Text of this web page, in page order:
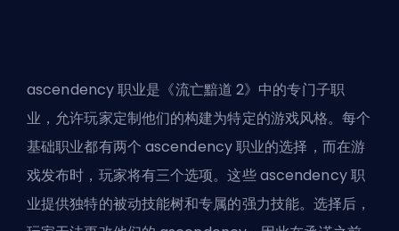
ascendency 职业是《流亡黯道 2》中的专门子职
业，允许玩家定制他们的构建为特定的游戏风格。每个
基础职业都有两个 ascendency 职业的选择，而在游
戏发布时，玩家将有三个选项。这些 ascendency 职
业提供独特的被动技能树和专属的强力技能。选择后，